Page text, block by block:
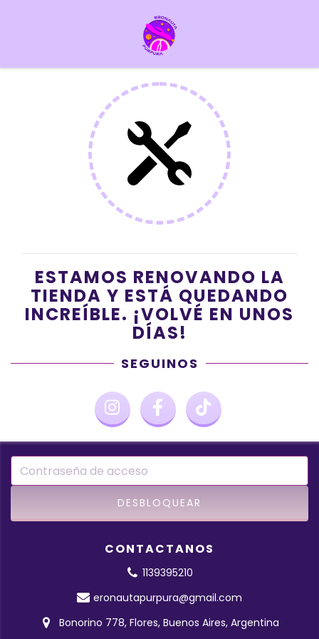
ESTAMOS RENOVANDO LA
TIENDA Y ESTÁ QUEDANDO
INCREÍBLE. ¡VOLVÉ EN UNOS
DÍAS!
SEGUINOS
CONTACTANOS
1139395210
eronautapurpura@gmail.com
Bonorino 778, Flores, Buenos Aires, Argentina